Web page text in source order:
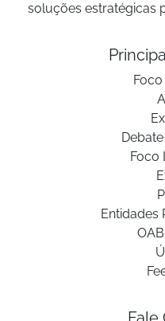
soluções estratégicas
Foco
Entidades